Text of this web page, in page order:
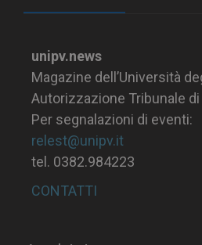
unipv.news
Magazine dell’Università
Autorizzazione Tribunale
Per segnalazioni di eventi:
relest@unipv.it
tel. 0382.984223
CONTATTI